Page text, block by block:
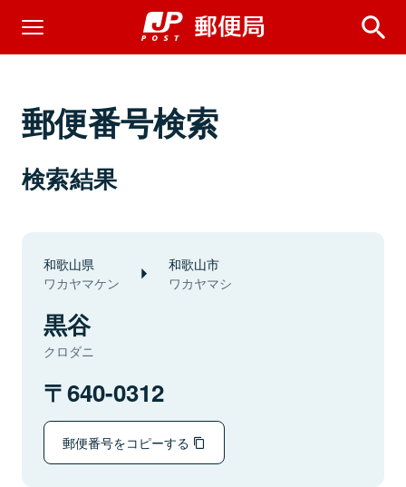
郵便番号検索
検索結果
和歌山県
ワカヤマケン
和歌山市
ワカヤマシ
黒谷
クロダニ
640-0312
郵便番号をコピーする